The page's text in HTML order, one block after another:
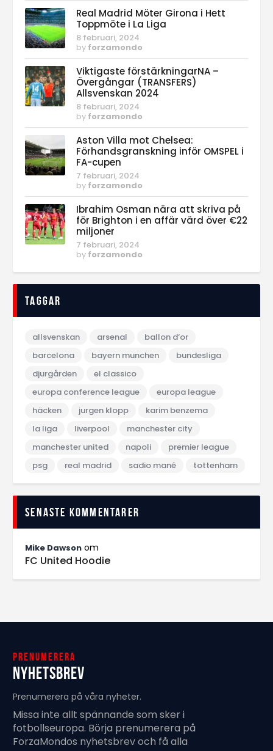
Real Madrid Möter Girona i Hett
Toppmöte i La Liga
8 februari, 2024
by forzamondo
Viktigaste förstärkningarNA –
Övergångar (TRANSFERS)
Allsvenskan 2024
8 februari, 2024
by forzamondo
Aston Villa mot Chelsea:
Förhandsgranskning inför OMSPEL i
FA-cupen
7 februari, 2024
by forzamondo
Ibrahim Osman nära att skriva på
för Brighton i en affär värd över €22
miljoner
7 februari, 2024
by forzamondo
Taggar
allsvenskan arsenal
ballon d‘or
barcelona
bayern munchen
bundesliga
djurgården
el classico
europa conference league
europa league
häcken
jurgen klopp
karim benzema
la liga
liverpool
manchester city
manchester united
napoli
premier league
psg
real madrid sadio mané tottenham
Senaste kommentarer
Mike Dawson om
FC United Hoodie
Prenumerera
Nyhetsbrev
Prenumerera på våra nyheter.
Missa inte allt spännande som sker i
fotbollseuropa. Börja prenumerera på
ForzaMondos nyhetsbrev och få alla